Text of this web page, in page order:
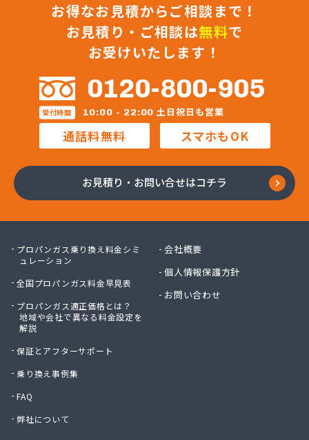
お得なお見積からご相談まで！
お見積り・ご相談は無料で
お受けいたします！
0120-800-905
受付時間 10:00 - 22:00 土日祝日も営業
通話料無料 スマホもOK
お見積り・お問い合せはコチラ
プロパンガス乗り換え料金シミ
ュレーション
全国プロパンガス料金早見表
プロパンガス適正価格とは？
地域や会社で異なる料金設定を
解説
保証とアフターサポート
乗り換え事例集
FAQ
弊社について
会社概要
個人情報保護方針
お問い合わせ